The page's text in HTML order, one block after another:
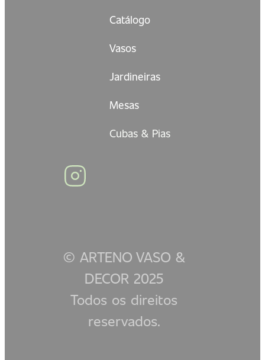
Catálogo
Vasos
Jardineiras
Mesas
Cubas & Pias
© ARTENO VASO &
DECOR 2025
Todos os direitos
reservados.